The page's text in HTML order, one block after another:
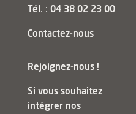
Tél. : 04 38 02 23 00
Contactez-nous
Rejoignez-nous !
Si vous souhaitez
intégrer nos